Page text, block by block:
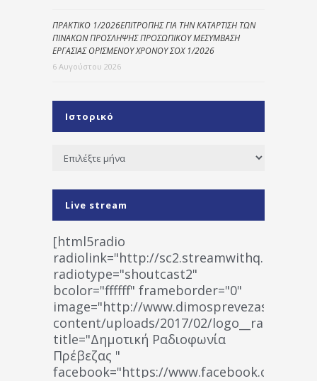
ΠΡΑΚΤΙΚΟ 1/2026ΕΠΙΤΡΟΠΗΣ ΓΙΑ ΤΗΝ ΚΑΤΑΡΤΙΣΗ ΤΩΝ
ΠΙΝΑΚΩΝ ΠΡΟΣΛΗΨΗΣ ΠΡΟΣΩΠΙΚΟΥ ΜΕΣΥΜΒΑΣΗ
ΕΡΓΑΣΙΑΣ ΟΡΙΣΜΕΝΟΥ ΧΡΟΝΟΥ ΣΟΧ 1/2026
6 Αυγούστου 2026
Ιστορικό
Ιστορικό
Live stream
[html5radio
radiolink="http://
radiotype="shoutcast2"
bcolor="ffffff" frameborder="0"
image="http://www.dimosprevezas.gr/wp-
content/uploads/2017/02/
title="Δημοτική Ραδιοφωνία
Πρέβεζας "
facebook="https://www.facebook.com/